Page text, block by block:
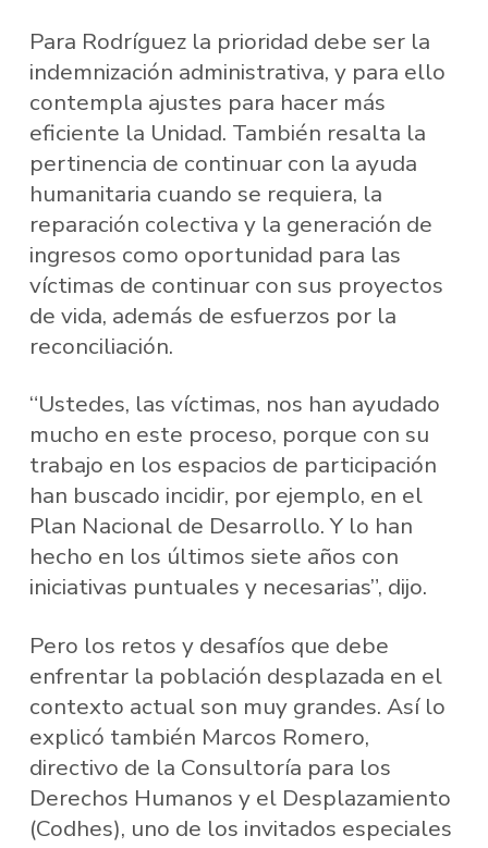
Para Rodríguez la prioridad debe ser la
indemnización administrativa, y para ello
contempla ajustes para hacer más
eficiente la Unidad. También resalta la
pertinencia de continuar con la ayuda
humanitaria cuando se requiera, la
reparación colectiva y la generación de
ingresos como oportunidad para las
víctimas de continuar con sus proyectos
de vida, además de esfuerzos por la
reconciliación.
“Ustedes, las víctimas, nos han ayudado
mucho en este proceso, porque con su
trabajo en los espacios de participación
han buscado incidir, por ejemplo, en el
Plan Nacional de Desarrollo. Y lo han
hecho en los últimos siete años con
iniciativas puntuales y necesarias”, dijo.
Pero los retos y desafíos que debe
enfrentar la población desplazada en el
contexto actual son muy grandes. Así lo
explicó también Marcos Romero,
directivo de la Consultoría para los
Derechos Humanos y el Desplazamiento
(Codhes), uno de los invitados especiales